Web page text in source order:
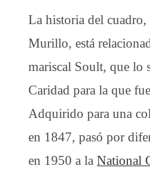
La historia del
Murillo, está
mariscal Soult, que lo
Caridad para la que
Adquirido para una
en 1847, pasó por
en 1950 a laNational